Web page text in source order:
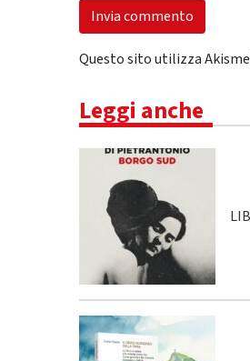
Questo sito utilizza
Leggi anche